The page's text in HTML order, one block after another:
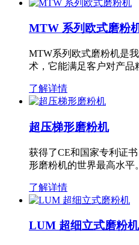
MTW 系列欧式磨粉
MTW系列欧式磨粉机是
术，它能满足客户对产
了解详情
超压梯形磨粉机
获得了CE和国家专利证
形磨粉机的世界最高水
了解详情
LUM 超细立式磨粉机